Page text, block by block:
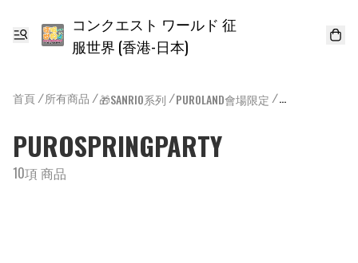
コンクエスト ワールド 征
服世界 (香港-日本)
首頁/所有商品 /🎁SANRIO系列 /PUROLAND會場限定 /
PUROSPRINGPARTY
10項 商品